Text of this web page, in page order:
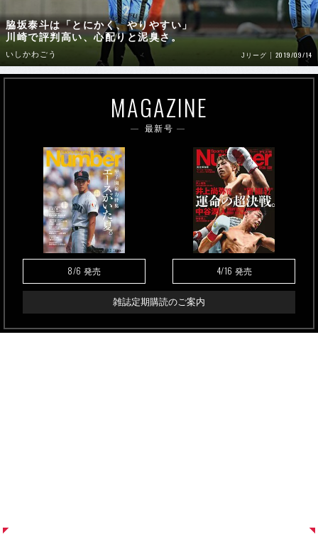
脇坂泰斗は「とにかく、やりやすい」
川崎で評判高い、心配りと泥臭さ。
いしかわごう Jリーグ 2019/09/14
MAGAZINE
最新号
8/6 発売 4/16 発売
雑誌定期購読のご案内